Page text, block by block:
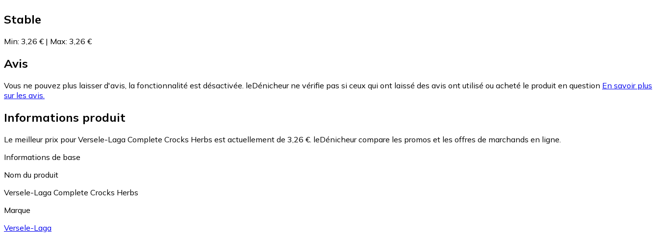
Stable
Min: 3,26 € | Max: 3,26 €
Avis
Vous ne pouvez plus laisser d'avis, la fonctionnalité est désactivée. leDénicheur ne vérifie pas si ceux qui ont laissé des avis ont utilisé ou acheté le produit en question En savoir plus
sur les avis.
Informations produit
Le meilleur prix pour Versele-Laga Complete Crocks Herbs est actuellement de 3,26 €. leDénicheur compare les promos et les offres de marchands en ligne.
Informations de base
Nom du produit
Versele-Laga Complete Crocks Herbs
Marque
Versele-Laga